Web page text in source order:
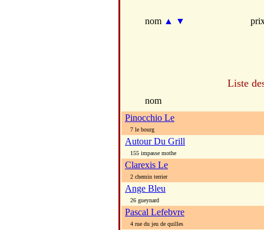
nom ▲ ▼
Liste
nom
Pinocchio Le
7 le bourg
Autour Du Grill
155 impasse mothe
Clarexis Le
2 chemin terrier
Ange Bleu
26 gueynard
Pascal Lefebvre
4 rue du jeu de quilles